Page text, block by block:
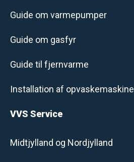
Guide om varmepumper
Guide om gasfyr
Guide til fjernvarme
Installation af opvaskemaskine
VVS Service
Midtjylland og Nordjylland